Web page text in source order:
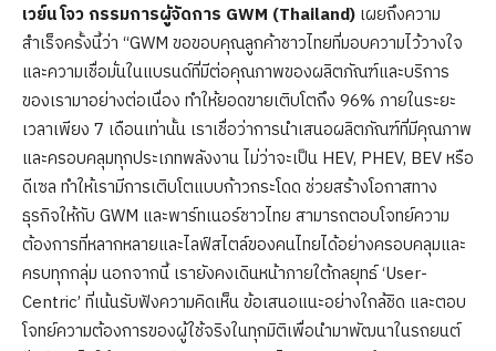
เวย์น โจว กรรมการผู้จัดการ GWM (Thailand) เผยถึงความ
สำเร็จครั้งนี้ว่า “GWM ขอขอบคุณลูกค้าชาวไทยที่มอบความไว้วางใจ
และความเชื่อมั่นในแบรนด์ที่มีต่อคุณภาพของผลิตภัณฑ์และบริการ
ของเรามาอย่างต่อเนื่อง ทำให้ยอดขายเติบโตถึง 96% ภายในระยะ
เวลาเพียง 7 เดือนเท่านั้น เราเชื่อว่าการนำเสนอผลิตภัณฑ์ที่มีคุณภาพ
และครอบคลุมทุกประเภทพลังงาน ไม่ว่าจะเป็น HEV, PHEV, BEV หรือ
ดีเซล ทำให้เรามีการเติบโตแบบก้าวกระโดด ช่วยสร้างโอกาสทาง
ธุรกิจให้กับ GWM และพาร์ทเนอร์ชาวไทย สามารถตอบโจทย์ความ
ต้องการที่หลากหลายและไลฟ์สไตล์ของคนไทยได้อย่างครอบคลุมและ
ครบทุกกลุ่ม นอกจากนี้ เรายังคงเดินหน้าภายใต้กลยุทธ์ ‘User-
Centric’ ที่เน้นรับฟังความคิดเห็น ข้อเสนอแนะอย่างใกล้ชิด และตอบ
โจทย์ความต้องการของผู้ใช้จริงในทุกมิติเพื่อนำมาพัฒนาในรถยนต์